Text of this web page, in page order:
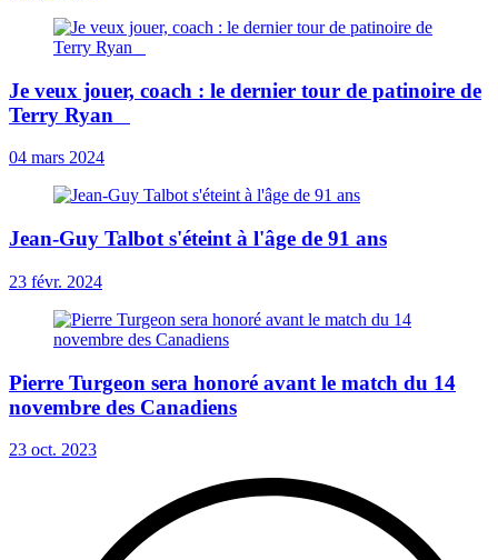
Je veux jouer, coach : le dernier tour de patinoire de
Terry Ryan
04 mars 2024
Jean-Guy Talbot s'éteint à l'âge de 91 ans
23 févr. 2024
Pierre Turgeon sera honoré avant le match du 14
novembre des Canadiens
23 oct. 2023